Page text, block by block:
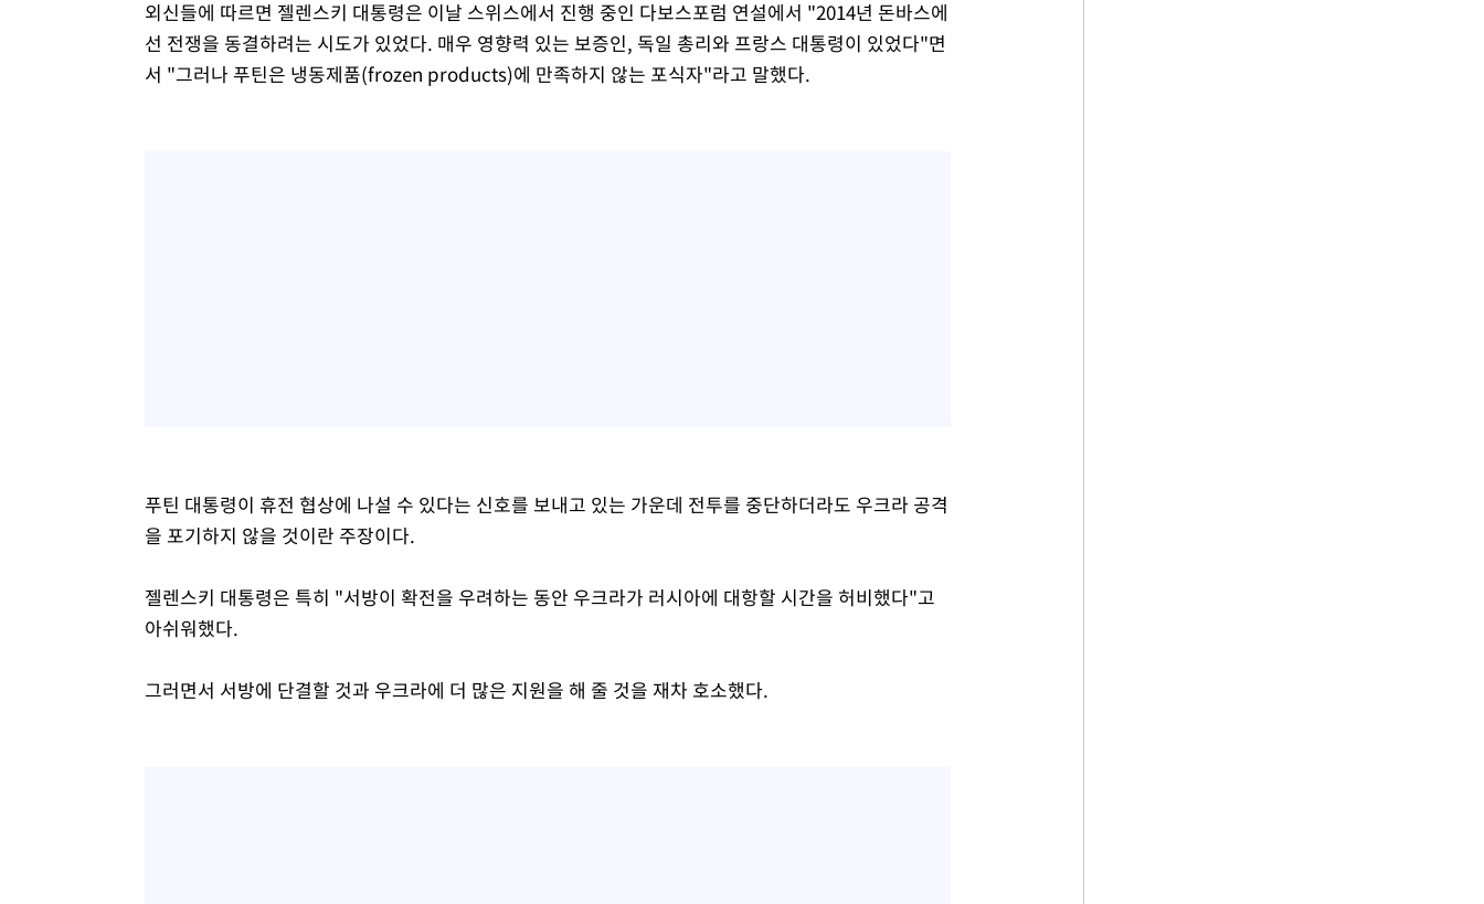
외신들에 따르면 젤렌스키 대통령은 이날 스위스에서 진행 중인 다보스포럼 연설에서 "2014년 돈바스에
선 전쟁을 동결하려는 시도가 있었다. 매우 영향력 있는 보증인, 독일 총리와 프랑스 대통령이 있었다"면
서 "그러나 푸틴은 냉동제품(frozen products)에 만족하지 않는 포식자"라고 말했다.
푸틴 대통령이 휴전 협상에 나설 수 있다는 신호를 보내고 있는 가운데 전투를 중단하더라도 우크라 공격
을 포기하지 않을 것이란 주장이다.
젤렌스키 대통령은 특히 "서방이 확전을 우려하는 동안 우크라가 러시아에 대항할 시간을 허비했다"고
아쉬워했다.
그러면서 서방에 단결할 것과 우크라에 더 많은 지원을 해 줄 것을 재차 호소했다.